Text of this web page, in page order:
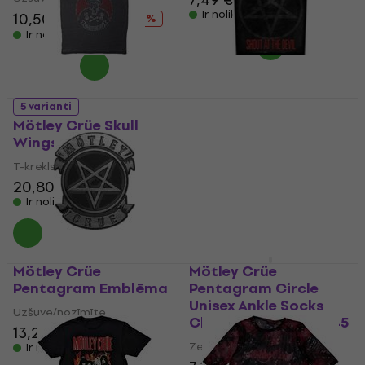
10,50 € 14 €
- 25 %
Ir noliktavā
Ir noliktavā
5 varianti
Mötley Crüe Skull
Wings
T-krekls
20,80 €21,30 €
Ir noliktavā
Mötley Crüe
Pentagram Emblēma
Uzšuve/nozīmīte
13,20 € 13,60 €
Ir noliktavā
Mötley Crüe
Pentagram Circle
Unisex Ankle Socks
Charcoal Grey 40 - 45
Zeķes